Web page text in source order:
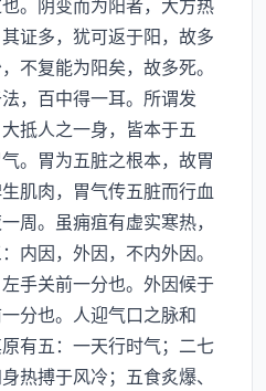
证多，犹可返于阳，故多
不复能为阳矣，故多死。
，百中得一耳。所谓发
抵人之一身，皆本于五
。胃为五脏之根本，故胃
肌肉，胃气传五脏而行血
周。虽痈疽有虚实寒热，
内因，外因，不内外因。
手关前一分也。外因候于
分也。人迎气口之脉和
有五：一天行时气；二七
热搏于风冷；五食炙爆、